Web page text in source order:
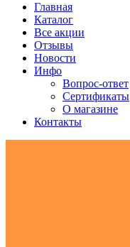
Главная
Каталог
Все акции
Отзывы
Новости
Инфо
Вопрос-ответ
Сертификаты
О магазине
Контакты